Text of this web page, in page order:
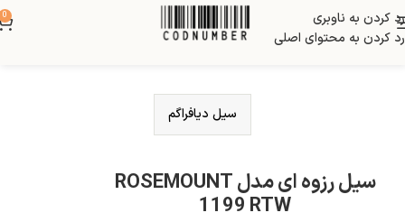
رد کردن به ناوبری
رد کردن به محتوای اصلی
0
سیل دیافراگم
سیل رزوه ای مدل ROSEMOUNT
1199 RTW